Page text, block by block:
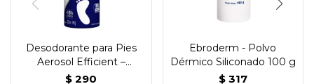
Desodorante para Pies
Aerosol Efficient –
Rexona
$ 290
Ebroderm - Polvo
Dérmico Siliconado 100 g
$ 317